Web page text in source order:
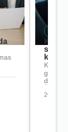
Kaip
2026-